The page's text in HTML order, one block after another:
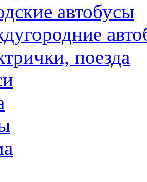
автобусы
поезда